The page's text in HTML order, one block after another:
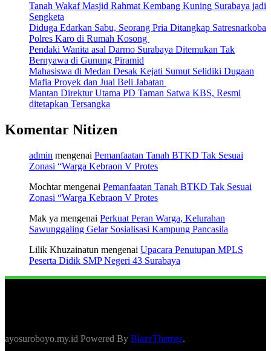
Tanah Wakaf Masjid Rahmat Kembang Kuning Surabaya jadi
Sengketa
Diduga Edarkan Sabu, Seorang Pria Ditangkap Satresnarkoba
Polres Karo di Rumah Kosong
Pendaki Wanita asal Darmo Surabaya Ditemukan Tak
Bernyawa di Gunung Piramid
Mahasiswa di Medan Desak Kejati Sumut Selidiki Dugaan
Mafia Proyek dan Jual Beli Jabatan
Mantan Direktur Utama PD Taman Satwa KBS, Resmi
ditetapkan Tersangka
Komentar Nitizen
admin mengenai Pemanfaatan Tanah BTKD Tak Sesuai
Zonasi “Warga Kebraon V Protes
Mochtarmengenai Pemanfaatan Tanah BTKD Tak Sesuai
Zonasi “Warga Kebraon V Protes
Mak ya mengenai Perkuat Peran Warga, Kelurahan
Sawunggaling Gelar Sosialisasi Kampung Pancasila
Lilik Khuzainatun mengenai Upacara Penutupan MPLS
Peserta Didik SMP Negeri 43 Surabaya
ayosuroboyo.my.id Powered By BlazeThemes.